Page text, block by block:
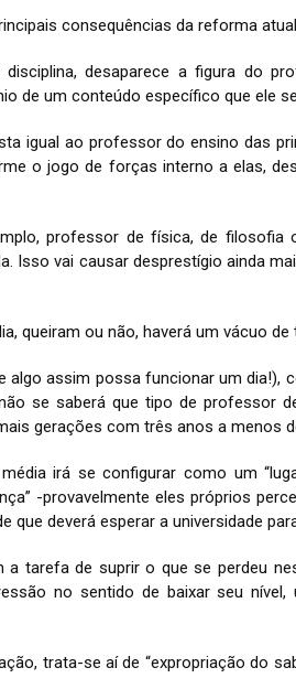
consequências da reforma
desaparece a figura do
de um conteúdo específico que ele
igual ao professor do ensino das
o jogo de forças interno a elas,
professor de física, de filosofia
Isso vai causar desprestígio ainda
queiram ou não, haverá um vácuo
algo assim possa funcionar um dia!),
se saberá que tipo de professor
gerações com três anos a menos
irá se configurar como um
-provavelmente eles próprios
que deverá esperar a universidade
tarefa de suprir o que se perdeu
no sentido de baixar seu
trata-se aí de “expropriação do